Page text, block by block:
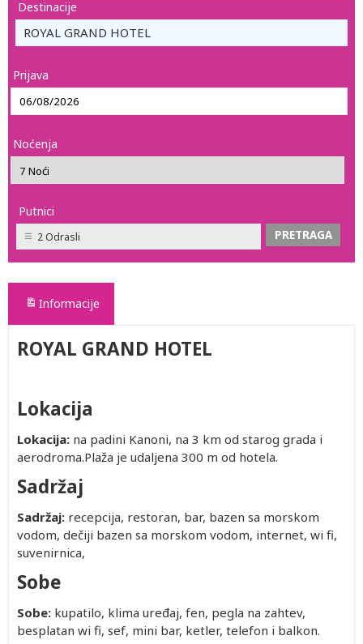
Destinacije
ROYAL GRAND HOTEL
Prijava
Noćenja
Putnici
2 Odrasli
Informacije
ROYAL GRAND HOTEL
Lokacija
Lokacija: na padini Kanoni, na 3 km od starog grada i
aerodroma.Plaža je udaljena 300 m od hotela.
Sadržaj
Sadržaj: recepcija, restoran, bar, bazen sa morskom
vodom, dečiji bazen sa morskom vodom, internet, wi fi,
suvenirnica,
Sobe
Sobe: kupatilo, klima uređaj, fen, pegla na zahtev,
besplatan wi fi, sef, mini bar, ketler, telefon i balkon.